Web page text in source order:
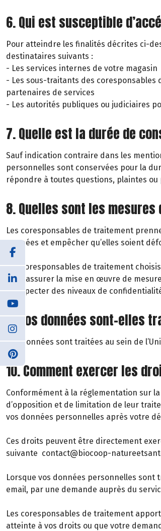
6. Qui est susceptible
Pour atteindre les finalités décrites ci-
destinataires suivants :
- Les services internes de votre magasin
- Les sous-traitants des coresponsables
partenaires de services
- Les autorités publiques ou judiciaires
7. Quelle est la durée de
Sauf indication contraire dans les
personnelles sont conservées pour la
répondre à toutes questions, plaintes
8. Quelles sont les
Les coresponsables de traitement
données et empêcher qu’elles soient
Les coresponsables de traitement
pour assurer la mise en œuvre de
à respecter des niveaux de
9. Vos données sont-elles
Vos données sont traitées au sein de
10. Comment exercer les
Conformément à la réglementation sur
d’opposition et de limitation de leur
vos données personnelles après votre
Ces droits peuvent être directement
suivante contact@biocoop-
Lorsque vos données personnelles
email, par une demande auprès du
Les coresponsables de traitement
atteinte à vos droits ou que votre